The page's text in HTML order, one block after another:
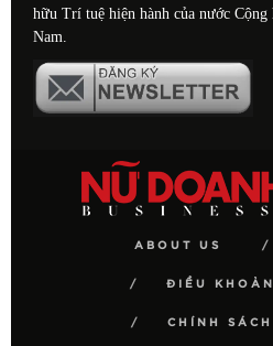
hữu Trí tuệ hiện hành của nước
Nam.
ABOUT US
ĐIỀU
CHÍNH